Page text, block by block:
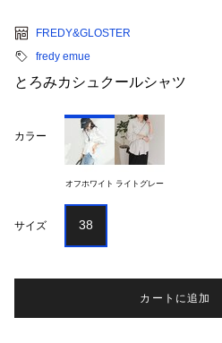
FREDY&GLOSTER
fredy emue
とろみカシュクールシャツ
カラー
オフホワイト ライトグレー
サイズ 38
カートに追加